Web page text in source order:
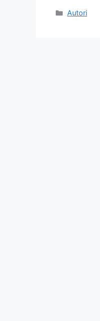
Categories
Autori